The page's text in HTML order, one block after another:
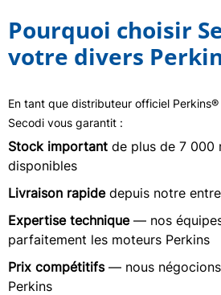
Pourquoi choisir
votre divers
En tant que distributeur officiel
Secodi vous garantit :
Stock important de plus de 7 000
disponibles
Livraison rapidedepuis notre
Expertise technique— nos
parfaitement les moteurs Perkins
Prix compétitifs— nous
Perkins